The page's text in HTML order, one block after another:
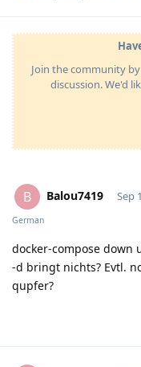
Join the community
discussion. We'd
B Balou7419 Sep
German
docker-compose down
-d bringt nichts? Evtl.
qupfer?